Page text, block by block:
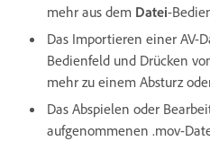
mehr aus dem Datei-
Das Importieren einer AV-
Bedienfeld und Drücken
mehr zu einem Absturz
Das Abspielen oder
aufgenommenen .mov-